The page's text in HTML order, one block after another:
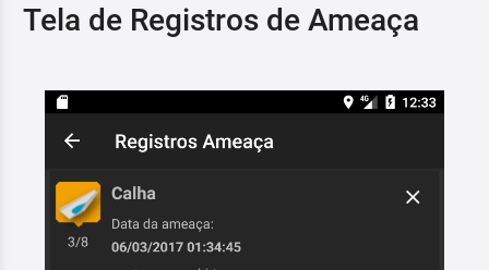
Tela de Registros de Ameaça